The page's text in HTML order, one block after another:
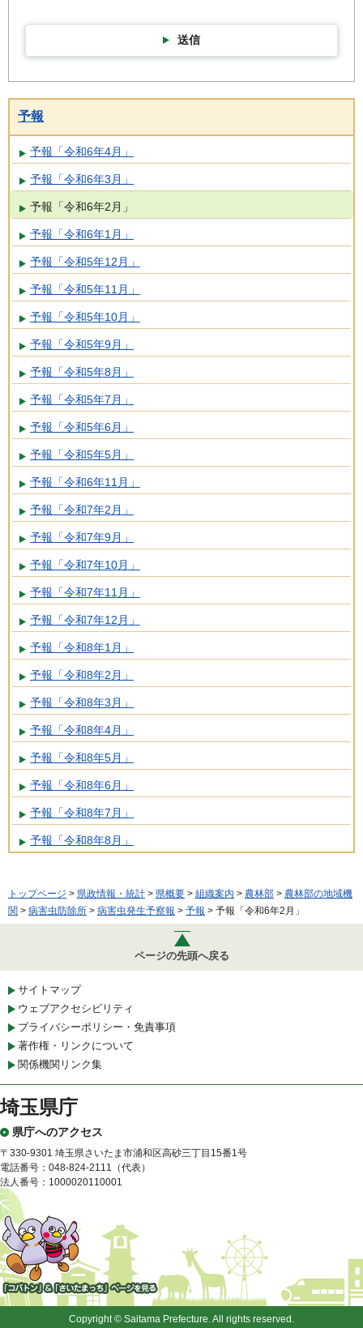
送信
予報
予報「令和6年4月」
予報「令和6年3月」
予報「令和6年2月」
予報「令和6年1月」
予報「令和5年12月」
予報「令和5年11月」
予報「令和5年10月」
予報「令和5年9月」
予報「令和5年8月」
予報「令和5年7月」
予報「令和5年6月」
予報「令和5年5月」
予報「令和6年11月」
予報「令和7年2月」
予報「令和7年9月」
予報「令和7年10月」
予報「令和7年11月」
予報「令和7年12月」
予報「令和8年1月」
予報「令和8年2月」
予報「令和8年3月」
予報「令和8年4月」
予報「令和8年5月」
予報「令和8年6月」
予報「令和8年7月」
予報「令和8年8月」
トップページ > 県政情報・統計 > 県概要 > 組織案内 > 農林部 > 農林部の地域機
関 > 病害虫防除所 > 病害虫発生予察報 > 予報 > 予報「令和6年2月」
ページの先頭へ戻る
サイトマップ
ウェブアクセシビリティ
プライバシーポリシー・免責事項
著作権・リンクについて
関係機関リンク集
埼玉県庁
県庁へのアクセス
〒330-9301 埼玉県さいたま市浦和区高砂三丁目15番1号
電話番号：048-824-2111（代表）
法人番号：1000020110001
「コバトン」&「さいたまっ
Copyright © Saitama Prefecture. All rights reserved.